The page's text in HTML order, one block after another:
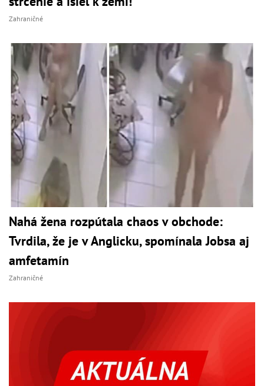
Zahraničné
Nahá žena rozpútala chaos v obchode:
Tvrdila, že je v Anglicku, spomínala Jobsa aj
amfetamín
Zahraničné